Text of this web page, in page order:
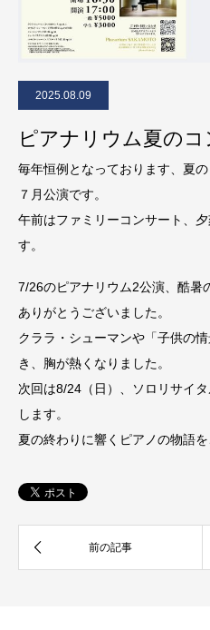
2025.08.09
ピアナリウム夏の
毎年恒例となっております、夏
７月公演です。
午前はファミリーコンサート、
す。
7/26のピアナリウム2公演、酷暑
ありがとうございました。
クララ・シューマンや「子供の
き、胸が熱くなりました。
次回は8/24（日）、ソロリサイ
します。
夏の終わりに響くピアノの物語を